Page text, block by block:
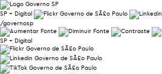
SP + Digital
/governosp
SP + Digital